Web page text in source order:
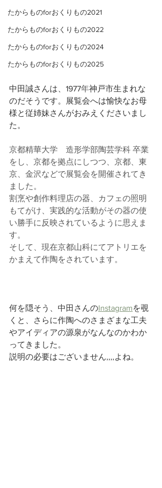
たからものforおくりもの2021
たからものforおくりもの2022
たからものforおくりもの2024
たからものforおくりもの2025
中田誠さんは、1977年神戸市生まれな
のだそうです。展覧会へは愉快なお母
様と従姉妹さんがおみえくださいまし
た。
京都精華大学　造形学部陶芸学科 卒業
をし、京都を拠点にしつつ、京都、東
京、金沢などで展覧会を開催されてき
ました。
割烹や創作料理店の器、カフェの照明
もてがけ、実践的な活動がその器の使
い勝手に反映されているように思えま
す。
そして、現在京都山科にてアトリエを
かまえて作陶をされています。
何を隠そう、中田さんのInstagramを覗
くと、さらに作陶へのさまざまな工夫
やアイディアの源泉がなんなのかわか
ってきました。
説明の必要はございません,,,,よね。